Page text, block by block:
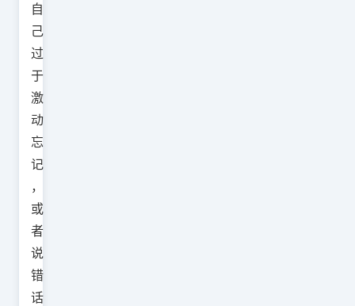
自
己
过
于
激
动
忘
记
，
或
者
说
错
话